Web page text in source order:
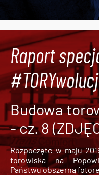
Raport
Budowa
- cz. 8
Rozpoczęte w maju
torowiska na
Państwu obszerną